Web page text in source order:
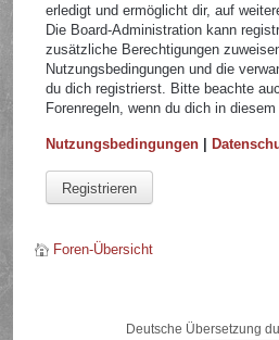
erledigt und ermöglicht dir, auf
Die Board-Administration kann
zusätzliche Berechtigungen
Nutzungsbedingungen und die
du dich registrierst. Bitte beachte
Forenregeln, wenn du dich in diesem
Nutzungsbedingungen |
Registrieren
Foren-Übersicht
Deutsche Übersetzung